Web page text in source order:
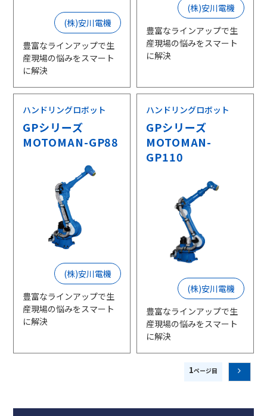
(株)安川電機
豊富なラインアップで生
産現場の悩みをスマート
に解決
(株)安川電機
豊富なラインアップで生
産現場の悩みをスマート
に解決
ハンドリングロボット
GPシリーズ
MOTOMAN-GP88
(株)安川電機
豊富なラインアップで生
産現場の悩みをスマート
に解決
ハンドリングロボット
GPシリーズ
MOTOMAN-
GP110
(株)安川電機
豊富なラインアップで生
産現場の悩みをスマート
に解決
1